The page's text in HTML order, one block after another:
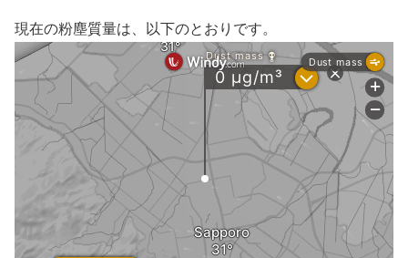
現在の粉塵質量は、以下のとおりです。